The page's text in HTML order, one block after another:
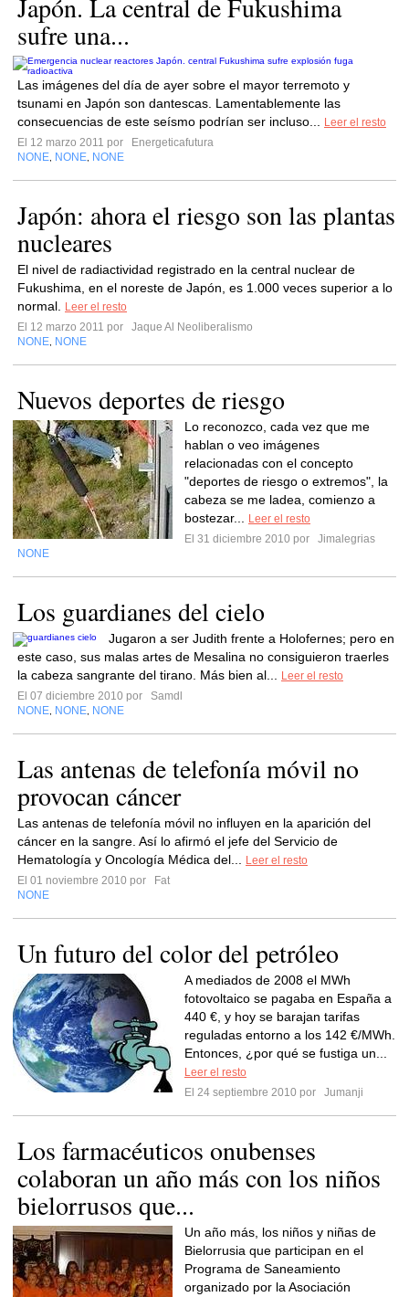
Japón. La central de Fukushima
sufre una...
Las imágenes del día de ayer sobre el mayor terremoto y
tsunami en Japón son dantescas. Lamentablemente las
consecuencias de este seísmo podrían ser incluso...
Leer el resto
El 12 marzo 2011 por
Energeticafutura
NONE NONE NONE
Japón: ahora el riesgo son las plantas
nucleares
El nivel de radiactividad registrado en la central nuclear de
Fukushima, en el noreste de Japón, es 1.000 veces superior a lo
normal.
Leer el resto
El 12 marzo 2011 por
Jaque Al Neoliberalismo
NONE NONE
Nuevos deportes de riesgo
Lo reconozco, cada vez que me
hablan o veo imágenes
relacionadas con el concepto
"deportes de riesgo o extremos", la
cabeza se me ladea, comienzo a
bostezar...
Leer el resto
El 31 diciembre 2010 por
Jimalegrias
NONE
Los guardianes del cielo
Jugaron a ser Judith frente a Holofernes; pero en
este caso, sus malas artes de Mesalina no consiguieron traerles
la cabeza sangrante del tirano. Más bien al...
Leer el resto
El 07 diciembre 2010 por
Samdl
NONE NONE NONE
Las antenas de telefonía móvil no
provocan cáncer
Las antenas de telefonía móvil no influyen en la aparición del
cáncer en la sangre. Así lo afirmó el jefe del Servicio de
Hematología y Oncología Médica del...
Leer el resto
El 01 noviembre 2010 por
Fat
NONE
Un futuro del color del petróleo
A mediados de 2008 el MWh
fotovoltaico se pagaba en España a
440 €, y hoy se barajan tarifas
reguladas entorno a los 142 €/MWh.
Entonces, ¿por qué se fustiga un...
Leer el resto
El 24 septiembre 2010 por
Jumanji
Los farmacéuticos onubenses
colaboran un año más con los niños
bielorrusos que...
Un año más, los niños y niñas de
Bielorrusia que participan en el
Programa de Saneamiento
organizado por la Asociación